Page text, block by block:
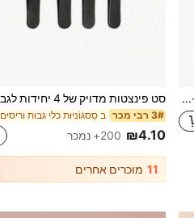
100/50/10 מברשות ריסים חד-פעמיות, מברשות ריסים עם סיבי ניילון, מברשות להארכת גבות ללא ריח, ידית פלסטיק ABS, מתאים לעור רגיל - סט ראש מברשת ורוד ושחור
3# רבי מכר ב סַסגוֹנִיוּת כלי גבות וריסים
₪4.10 200+ נמכר
11 מוכרים אחרים